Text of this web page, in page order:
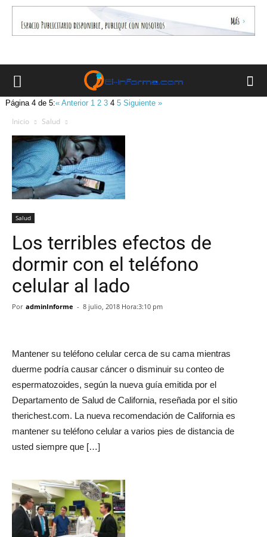
Página 4 de 5:« Anterior 1 2 3 45 Siguiente »
Inicio Salud
Salud
Los terribles efectos de
dormir con el teléfono
celular al lado
Por adminInforme - 8 julio, 2018 Hora:3:10 pm
Mantener su teléfono celular cerca de su cama mientras
duerme podría causar cáncer o disminuir su conteo de
espermatozoides, según la nueva guía emitida por el
Departamento de Salud de California, reseñada por el sitio
therichest.com. La nueva recomendación de California es
mantener su teléfono celular a varios pies de distancia de
usted siempre que […]